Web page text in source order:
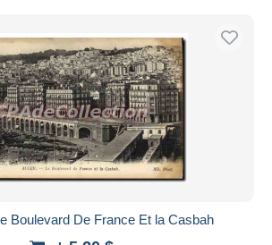
Boulevard De France Et la Casbah